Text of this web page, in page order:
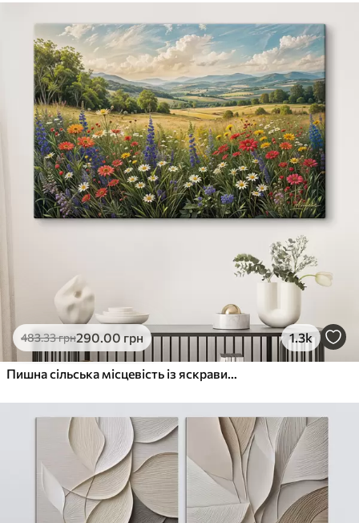
483.33грн290.00 грн 1.3k
Пишна сільська місцевість із яскравим лугом диких квітів, наповненим різнокольоровими квітами під хмарним небом